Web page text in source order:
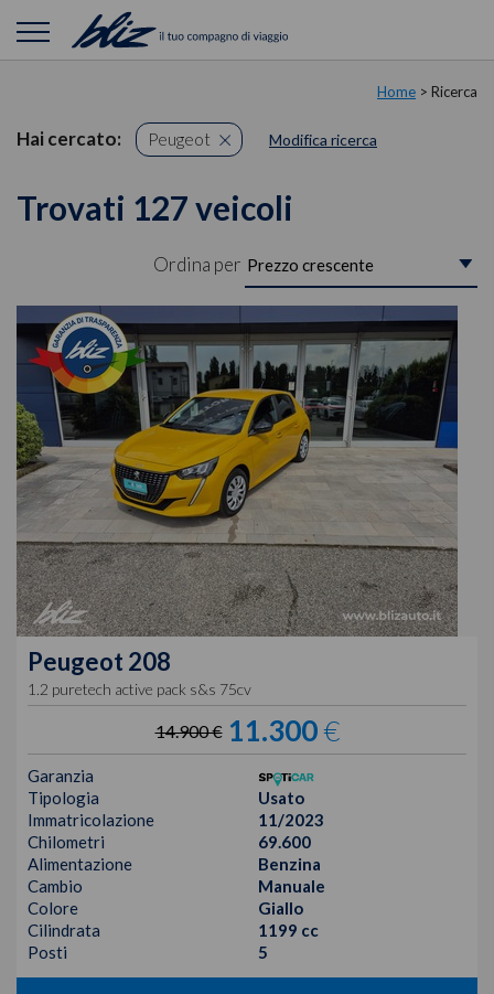
Home > Ricerca
Hai cercato: Peugeot Modifica ricerca
Trovati 127 veicoli
Ordina per
Peugeot 208
1.2 puretech active pack s&s 75cv
14.900 € 11.300€
Garanzia
Tipologia
Usato
Immatricolazione
11/2023
Chilometri
69.600
Alimentazione
Benzina
Cambio
Manuale
Colore
Giallo
Cilindrata
1199 cc
Posti
5